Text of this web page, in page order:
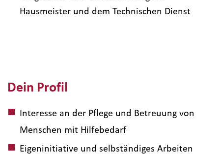
Hausmeister und dem Technischen Dienst
Dein Profil
Interesse an der Pflege und Betreuung von
Menschen mit Hilfebedarf
Eigeninitiative und selbständiges Arbeiten